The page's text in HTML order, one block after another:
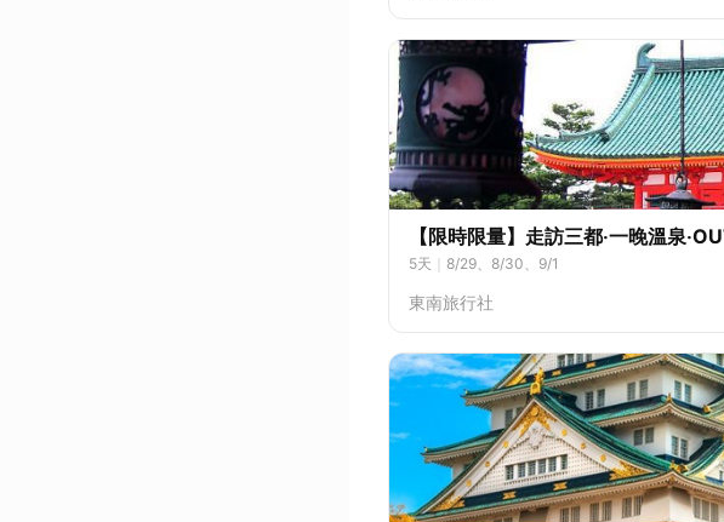
【限時限量】走訪三都‧一晚溫泉
5天 8/29、8/30、9/1
東南旅行社